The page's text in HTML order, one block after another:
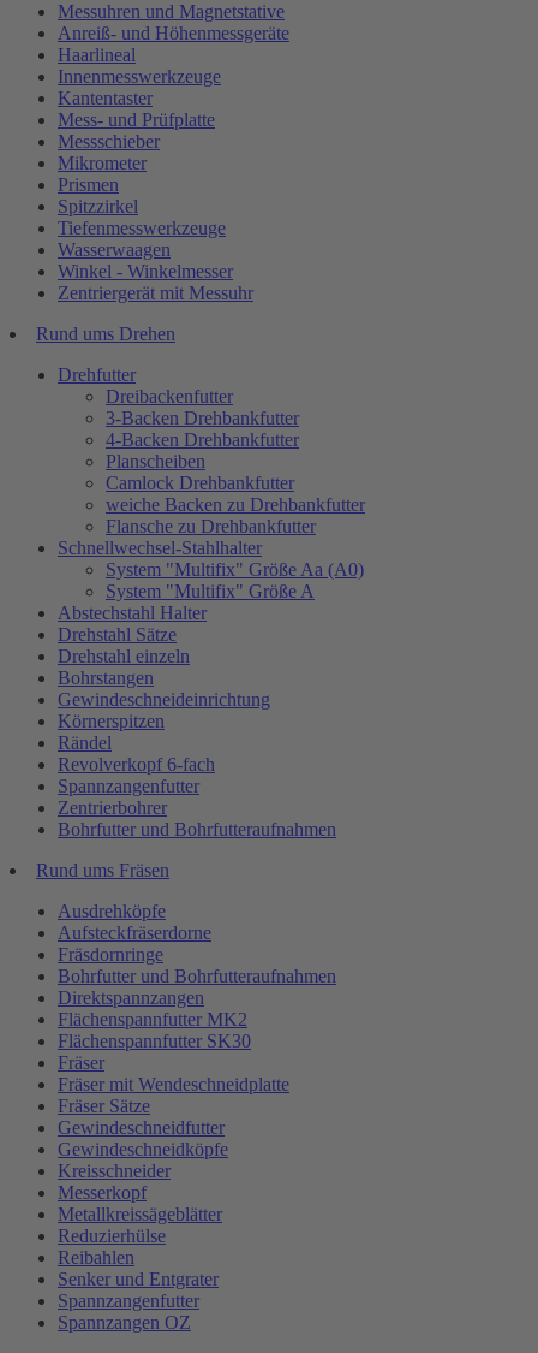
Messuhren und Magnetstative
Anreiß- und Höhenmessgeräte
Haarlineal
Innenmesswerkzeuge
Kantentaster
Mess- und Prüfplatte
Messschieber
Mikrometer
Prismen
Spitzzirkel
Tiefenmesswerkzeuge
Wasserwaagen
Winkel - Winkelmesser
Zentriergerät mit Messuhr
Rund ums Drehen
Drehfutter
Dreibackenfutter
3-Backen Drehbankfutter
4-Backen Drehbankfutter
Planscheiben
Camlock Drehbankfutter
weiche Backen zu Drehbankfutter
Flansche zu Drehbankfutter
Schnellwechsel-Stahlhalter
System "Multifix" Größe Aa (A0)
System "Multifix" Größe A
Abstechstahl Halter
Drehstahl Sätze
Drehstahl einzeln
Bohrstangen
Gewindeschneideinrichtung
Körnerspitzen
Rändel
Revolverkopf 6-fach
Spannzangenfutter
Zentrierbohrer
Bohrfutter und Bohrfutteraufnahmen
Rund ums Fräsen
Ausdrehköpfe
Aufsteckfräserdorne
Fräsdornringe
Bohrfutter und Bohrfutteraufnahmen
Direktspannzangen
Flächenspannfutter MK2
Flächenspannfutter SK30
Fräser
Fräser mit Wendeschneidplatte
Fräser Sätze
Gewindeschneidfutter
Gewindeschneidköpfe
Kreisschneider
Messerkopf
Metallkreissägeblätter
Reduzierhülse
Reibahlen
Senker und Entgrater
Spannzangenfutter
Spannzangen OZ